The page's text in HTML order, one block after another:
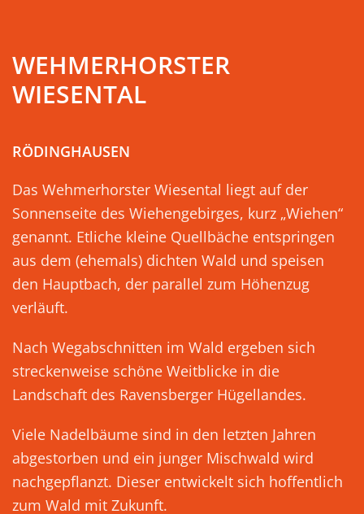
WEHMERHORSTER
WIESENTAL
RÖDINGHAUSEN
Das Wehmerhorster Wiesental liegt auf der
Sonnenseite des Wiehengebirges, kurz „Wiehen“
genannt. Etliche kleine Quellbäche entspringen
aus dem (ehemals) dichten Wald und speisen
den Hauptbach, der parallel zum Höhenzug
verläuft.
Nach Wegabschnitten im Wald ergeben sich
streckenweise schöne Weitblicke in die
Landschaft des Ravensberger Hügellandes.
Viele Nadelbäume sind in den letzten Jahren
abgestorben und ein junger Mischwald wird
nachgepflanzt. Dieser entwickelt sich hoffentlich
zum Wald mit Zukunft.